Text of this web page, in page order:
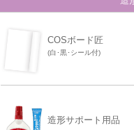
COSボード匠
(白･黒･シール付)
造形サポート用品